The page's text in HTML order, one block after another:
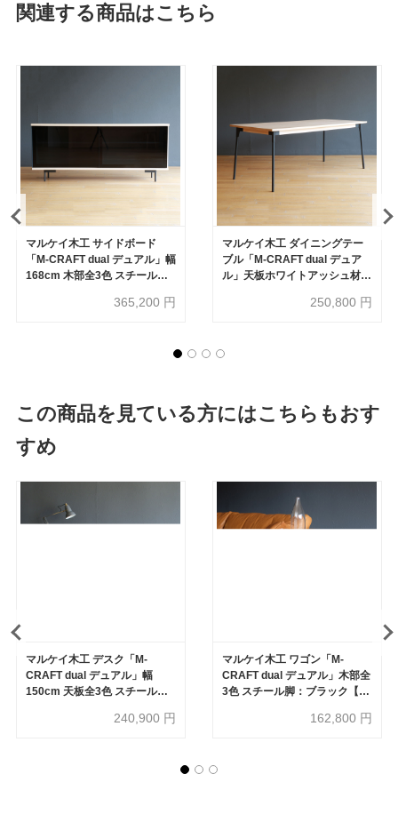
関連する商品はこちら
マルケイ木工 サイドボード
「M-CRAFT dual デュアル」幅
168cm 木部全3色 スチール脚
365,200 円
マルケイ木工 ダイニングテー
ブル「M-CRAFT dual デュア
ル」天板ホワイトアッシュ材ナ
250,800 円
この商品を見ている方にはこちらもおす
すめ
マルケイ木工 デスク「M-
CRAFT dual デュアル」幅
150cm 天板全3色 スチール脚
240,900 円
マルケイ木工 ワゴン「M-
CRAFT dual デュアル」木部全
3色 スチール脚：ブラック【受
162,800 円